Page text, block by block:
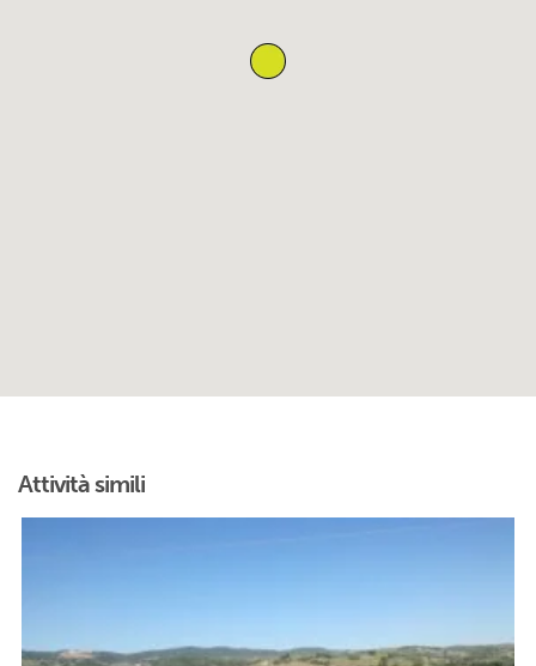
Attività simili